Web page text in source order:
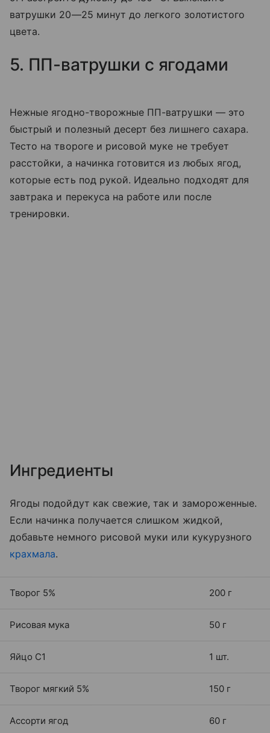
ватрушки 20—25 минут до легкого золотистого
цвета.
5. ПП-ватрушки с ягодами
Нежные ягодно-творожные ПП-ватрушки — это
быстрый и полезный десерт без лишнего сахара.
Тесто на твороге и рисовой муке не требует
расстойки, а начинка готовится из любых ягод,
которые есть под рукой. Идеально подходят для
завтрака и перекуса на работе или после
тренировки.
Ингредиенты
Ягоды подойдут как свежие, так и замороженные.
Если начинка получается слишком жидкой,
добавьте немного рисовой муки или кукурузного
крахмала.
Творог 5% 200 г
Рисовая мука 50 г
Яйцо С1 1 шт.
Творог мягкий 5% 150 г
Ассорти ягод 60 г